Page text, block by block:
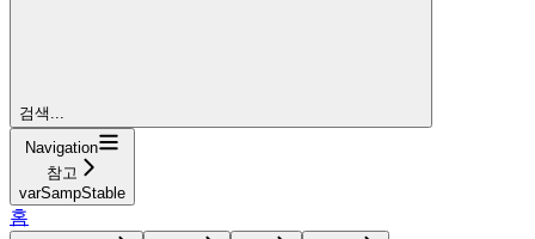
검색...
Navigation
참고
varSampStable
홈